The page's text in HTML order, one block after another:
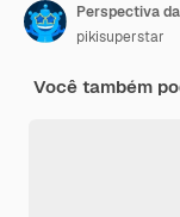
Perspectiva
pikisuperstar
Você também